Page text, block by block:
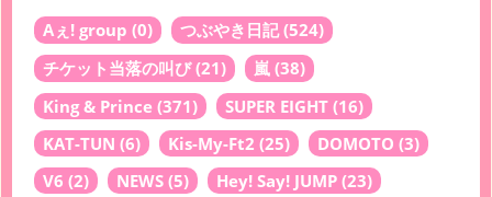
Aぇ! group (0) つぶやき日記(524)
チケット当落の叫び(21) 嵐 (38)
King & Prince (371) SUPER EIGHT (16)
KAT-TUN (6) Kis-My-Ft2 (25) DOMOTO (3)
V6 (2) NEWS (5) Hey! Say! JUMP (23)